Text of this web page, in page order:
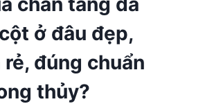
ở đâu đẹp,
rẻ, đúng chuẩn
thủy?